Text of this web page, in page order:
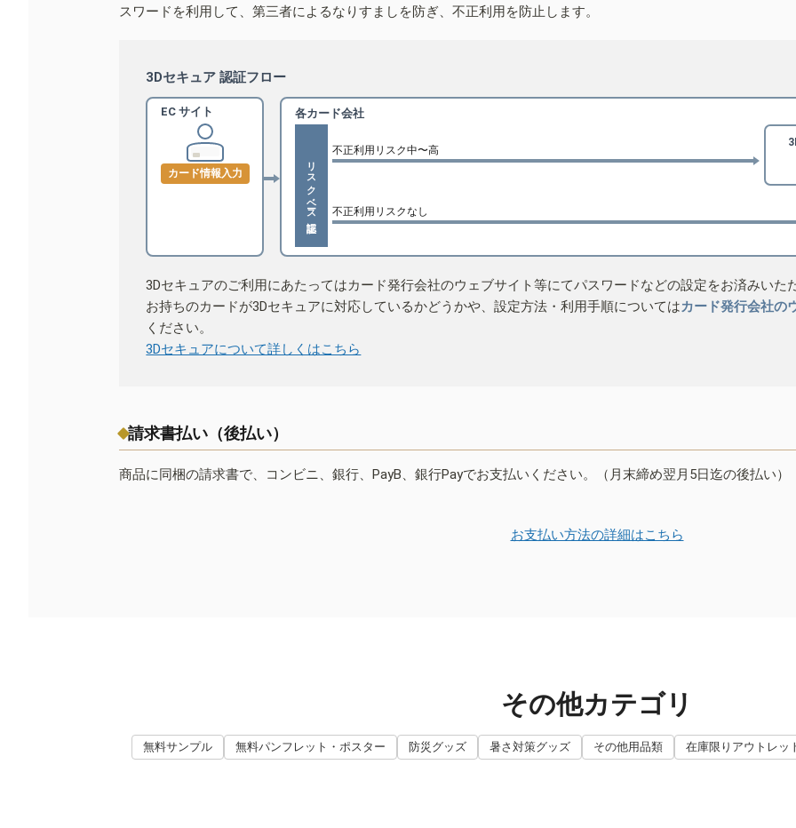
スワードを利用して、第三者によるなりすましを防ぎ、不正利用を防止します。
3Dセキュア 認証フロー
EC サイト
カード情報入力
各カード会社
リスクベース認証
不正利用リスク中〜高
不正利用リスクなし
3Dセキュアのご利用にあたってはカード発行会社のウェブサイト等にてパスワードなどの設定をお済みいた
お持ちのカードが3Dセキュアに対応しているかどうかや、設定方法・利用手順についてはカード発行会社の
ください。
3Dセキュアについて詳しくはこちら
請求書払い（後払い）
商品に同梱の請求書で、コンビニ、銀行、PayB、銀行Payでお支払いください。（月末締め翌月5日迄の後払い）
お支払い方法の詳細はこちら
その他カテゴリ
無料サンプル 無料パンフレット・ポスター 防災グッズ 暑さ対策グッズ その他用品類 在庫限りアウトレッ